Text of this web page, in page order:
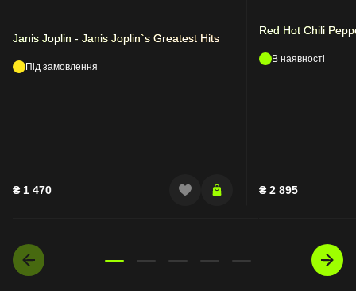
Janis Joplin - Janis Joplin`s Greatest Hits
Під замовлення
₴ 1 470
Red Hot Chili
В наявності
₴ 2 895